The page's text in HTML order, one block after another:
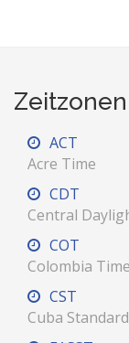
ACT
Acre Time
CDT
Central
COT
Colombia Time
CST
Cuba